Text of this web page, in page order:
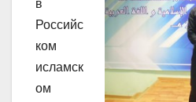
в
Российс
ком
исламск
ом